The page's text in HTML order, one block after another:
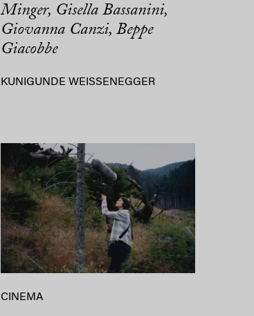
Minger, Gisella Bassanini,
Giovanna Canzi, Beppe
Giacobbe
KUNIGUNDE WEISSENEGGER
CINEMA